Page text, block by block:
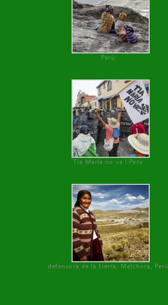
Perú
Tía María no va ! Perú
defensora de la tierra, Melchora, Perú